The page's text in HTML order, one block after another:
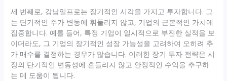
세 번째로, 강남일프로는 장기적인 시각을 가지고 투자합니다. 그
는 단기적인 주가 변동에 휘둘리지 않고, 기업의 근본적인 가치에
집중합니다. 예를 들어, 특정 기업이 일시적으로 부진한 실적을 보
이더라도, 그 기업의 장기적인 성장 가능성을 고려하여 오히려 추
가 매수를 결정하는 경우가 많습니다. 이러한 장기 투자 전략은 시
장의 단기적인 변동성에 흔들리지 않고 안정적인 수익을 추구하
는 데 도움이 됩니다.